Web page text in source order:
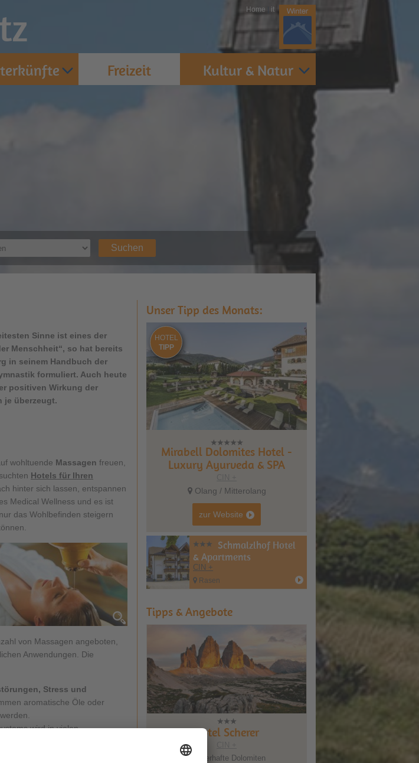
Suchen
Freizeit Kultur & Natur
Home it
Sinne ist eines der
Menschheit“, so hat bereits
in seinem Handbuch der
formuliert. Auch heute
positiven Wirkung der
je überzeugt.
wohltuende Massagen freuen,
Hotels für Ihren
hinter sich lassen, entspannen
Medical Wellness und es ist
das Wohlbefinden steigern
von Massagen angeboten,
Anwendungen. Die
Stress und
aromatische Öle oder
wird in vielen
Unser Tipp des Monats:
HOTEL
TIPP
Mirabell Dolomites Hotel -
Luxury Ayurveda & SPA
Olang / Mitterolang
zur Website
Schmalzlhof Hotel
& Apartments
CIN +
Rasen
Tipps & Angebote
Hotel Scherer
Zauberhafte Dolomiten